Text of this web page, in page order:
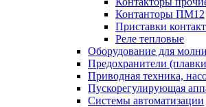
Контанторы ПМ12
Приставки
Реле тепловые
Оборудование для
Предохранители
Приводная техника,
Пускорегулирующая
Системы автоматизации